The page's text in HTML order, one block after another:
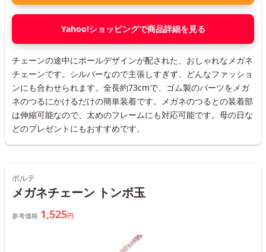
Yahoo!ショッピングで商品詳細を見る
チェーンの途中にボールデザインが配された、おしゃれなメガネ
チェーンです。シルバーなので主張しすぎず、どんなファッショ
ンにも合わせられます。全長約73cmで、ゴム製のパーツをメガ
ネのつるにかけるだけの簡単装着です。メガネのつるとの装着部
は伸縮可能なので、太めのフレームにも対応可能です。母の日な
どのプレゼントにもおすすめです。
ポルテ
メガネチェーン トンボ玉
参考価格 1,525円